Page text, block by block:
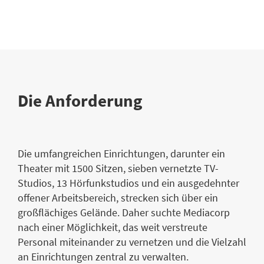
Die Anforderung
Die umfangreichen Einrichtungen, darunter ein
Theater mit 1500 Sitzen, sieben vernetzte TV-
Studios, 13 Hörfunkstudios und ein ausgedehnter
offener Arbeitsbereich, strecken sich über ein
großflächiges Gelände. Daher suchte Mediacorp
nach einer Möglichkeit, das weit verstreute
Personal miteinander zu vernetzen und die Vielzahl
an Einrichtungen zentral zu verwalten.